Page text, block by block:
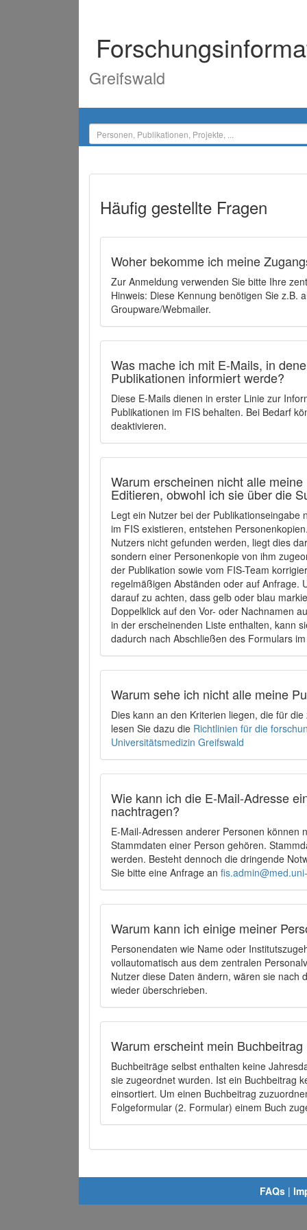
Greifswald
Häufig gestellte Fragen
Woher bekomme ich meine
Zur Anmeldung verwenden Sie bitte Ihre
Hinweis: Diese Kennung benötigen Sie z.B.
Groupware/Webmailer.
Was mache ich mit E-Mails, in
Publikationen informiert werde?
Diese E-Mails dienen in erster Linie zur
Publikationen im FIS behalten. Bei Bedarf
deaktivieren.
Warum erscheinen nicht alle
Editieren, obwohl ich sie über die
Legt ein Nutzer bei der
im FIS existieren, entstehen
Nutzers nicht gefunden werden, liegt dies
sondern einer Personenkopie von ihm
der Publikation sowie vom FIS-Team
regelmäßigen Abständen oder auf Anfrage.
darauf zu achten, dass gelb oder blau
Doppelklick auf den Vor- oder Nachnamen
in der erscheinenden Liste enthalten, kann
dadurch nach Abschließen des Formulars
Warum sehe ich nicht alle meine
Dies kann an den Kriterien liegen, die für
lesen Sie dazu die Richtlinien für die
Universitätsmedizin Greifswald
Wie kann ich die E-Mail-Adresse
nachtragen?
E-Mail-Adressen anderer Personen können
Stammdaten einer Person gehören.
werden. Besteht dennoch die dringende
Sie bitte eine Anfrage an
Warum kann ich einige meiner
Personendaten wie Name oder
vollautomatisch aus dem zentralen
Nutzer diese Daten ändern, wären sie
wieder überschrieben.
Warum erscheint mein
Buchbeiträge selbst enthalten keine
sie zugeordnet wurden. Ist ein Buchbeitrag
einsortiert. Um einen Buchbeitrag
Folgeformular (2. Formular) einem Buch
FAQs |